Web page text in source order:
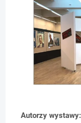
Autorzy wystawy: